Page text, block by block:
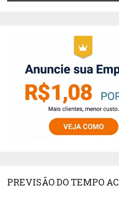
PREVISÃO DO TEMPO AC